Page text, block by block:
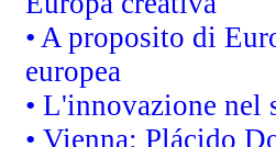
• A proposito di
europea
• L'innovazione nel
• Vienna: Plácido